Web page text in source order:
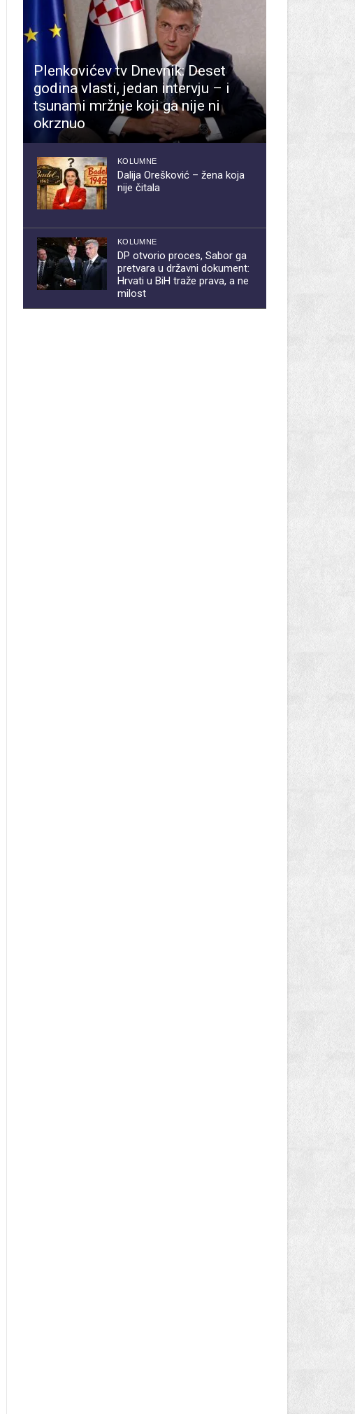
Plenkovićev tv Dnevnik: Deset
godina vlasti, jedan intervju – i
tsunami mržnje koji ga nije ni
okrznuo
KOLUMNE
Dalija Orešković – žena koja
nije čitala
KOLUMNE
DP otvorio proces, Sabor ga
pretvara u državni dokument:
Hrvati u BiH traže prava, a ne
milost